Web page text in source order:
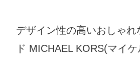
デザイン性の高いおしゃ
ド MICHAEL KORS(マイケ